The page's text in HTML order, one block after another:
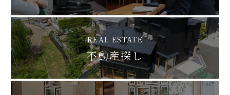
REAL ESTATE
不動産探し